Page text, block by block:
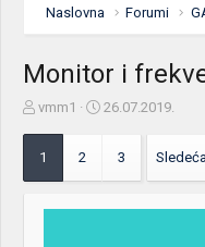
Naslovna Forumi
Monitor i
Z
e
t
vmm1
D
m
26.07.2019.
1 2 3 Sledeća